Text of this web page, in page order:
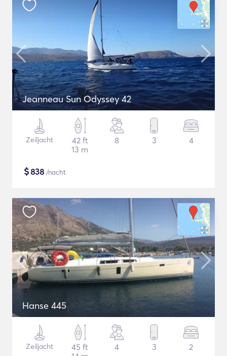
Jeanneau Sun Odyssey 42
Zeiljacht
42 ft
13 m
8 3 4
$838 /nacht
Hanse 445
Zeiljacht
45 ft
4 3 2